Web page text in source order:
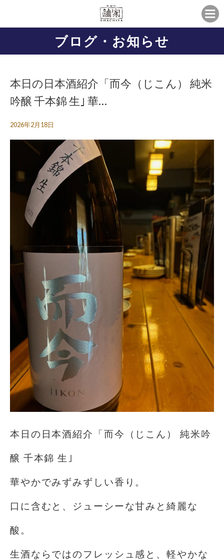
ブログ・お知らせ
本日の日本酒紹介「而今（じこん） 純米
吟醸 千本錦 生｣ 華…
2026年2月18日
本日の日本酒紹介「而今（じこん） 純米吟
醸 千本錦 生｣
華やかでみずみずしい香り。
口に含むと、ジューシーな甘みと綺麗な
酸。
生酒ならではのフレッシュ感と、軽やかな